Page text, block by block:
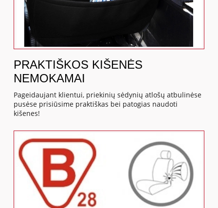
PRAKTIŠKOS KIŠENĖS
NEMOKAMAI
Pageidaujant klientui, priekinių sėdynių atlošų atbulinėse
pusėse prisiūsime praktiškas bei patogias naudoti
kišenes!